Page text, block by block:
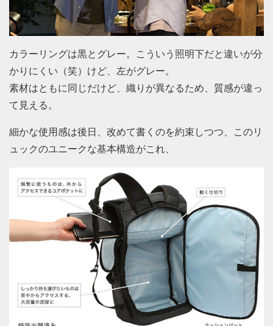
カラーリングは黒とグレー。こういう照明下だと違いが分
かりにくい（笑）けど、左がグレー。
素材はともに同じだけど、織りが異なるため、質感が違っ
て見える。
細かな使用感は後日、改めて書くのを約束しつつ、このリ
ュックのユニークな基本構造がこれ、